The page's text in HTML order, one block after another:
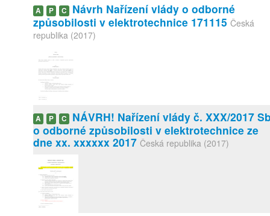
A P C
Návrh Nařízení vlády o odborné
způsobilosti v elektrotechnice 171115 Česká
republika (2017)
A P C
NÁVRH! Nařízení vlády č. XXX/2017
o odborné způsobilosti v elektrotechnice ze
dne xx. xxxxxx 2017 Česká republika (2017)